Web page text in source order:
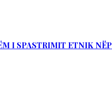
I SPASTRIMIT ETNIK